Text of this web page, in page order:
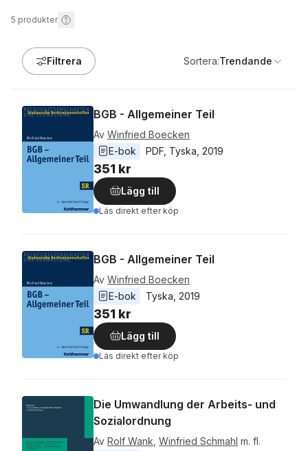
5 produkter
Filtrera Sortera:Trendande
BGB - Allgemeiner Teil
Av Winfried Boecken
E-bok
PDF Tyska 2019
351 kr
Lägg till
Läs direkt efter köp
BGB - Allgemeiner Teil
Av Winfried Boecken
E-bok
Tyska 2019
351 kr
Lägg till
Läs direkt efter köp
Die Umwandlung der Arbeits- und
Sozialordnung
Av Rolf Wank Winfried Schmahl m. fl.